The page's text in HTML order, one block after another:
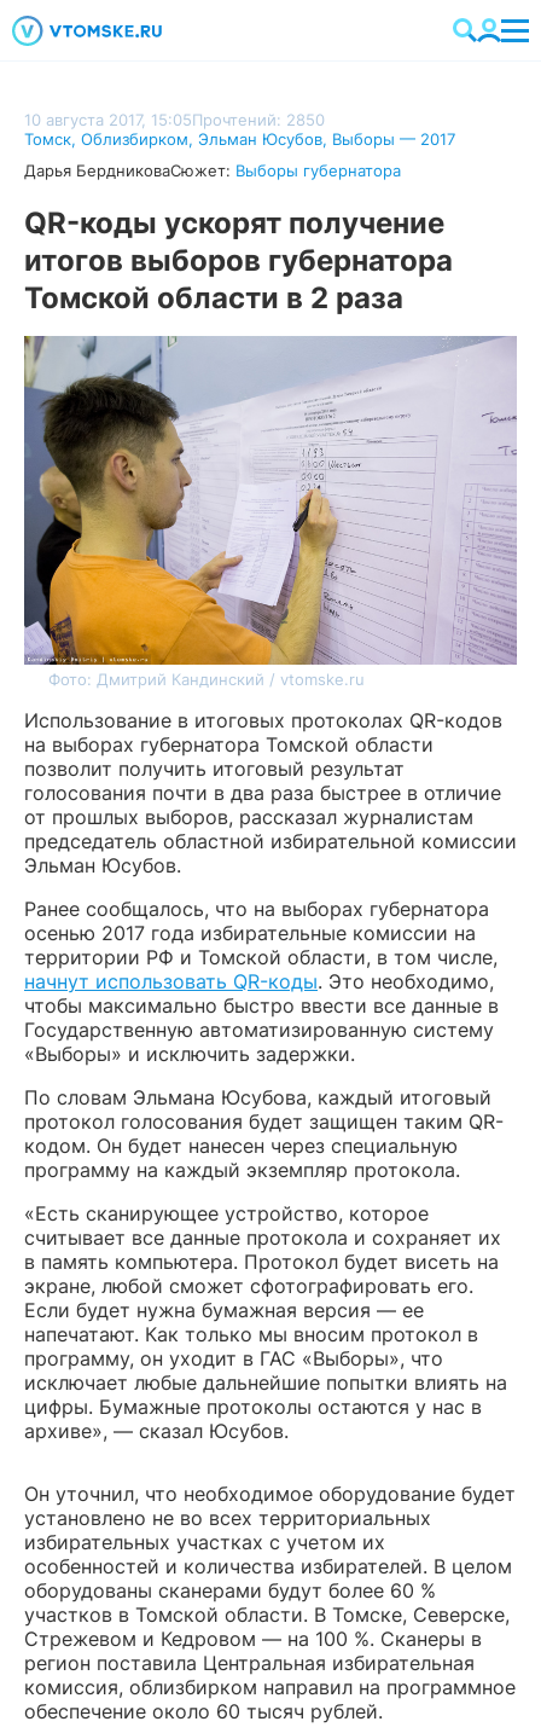
10 августа 2017, 15:05Прочтений: 2850
Томск, Облизбирком, Эльман Юсубов, Выборы — 2017
Дарья БердниковаСюжет: Выборы губернатора
QR-коды ускорят получение
итогов выборов губернатора
Томской области в 2 раза
Фото: Дмитрий Кандинский / vtomske.ru
Использование в итоговых протоколах QR-кодов
на выборах губернатора Томской области
позволит получить итоговый результат
голосования почти в два раза быстрее в отличие
от прошлых выборов, рассказал журналистам
председатель областной избирательной комиссии
Эльман Юсубов.
Ранее сообщалось, что на выборах губернатора
осенью 2017 года избирательные комиссии на
территории РФ и Томской области, в том числе,
начнут использовать QR-коды. Это необходимо,
чтобы максимально быстро ввести все данные в
Государственную автоматизированную систему
«Выборы» и исключить задержки.
По словам Эльмана Юсубова, каждый итоговый
протокол голосования будет защищен таким QR-
кодом. Он будет нанесен через специальную
программу на каждый экземпляр протокола.
«Есть сканирующее устройство, которое
считывает все данные протокола и сохраняет их
в память компьютера. Протокол будет висеть на
экране, любой сможет сфотографировать его.
Если будет нужна бумажная версия — ее
напечатают. Как только мы вносим протокол в
программу, он уходит в ГАС «Выборы», что
исключает любые дальнейшие попытки влиять на
цифры. Бумажные протоколы остаются у нас в
архиве», — сказал Юсубов.
Он уточнил, что необходимое оборудование будет
установлено не во всех территориальных
избирательных участках с учетом их
особенностей и количества избирателей. В целом
оборудованы сканерами будут более 60 %
участков в Томской области. В Томске, Северске,
Стрежевом и Кедровом — на 100 %. Сканеры в
регион поставила Центральная избирательная
комиссия, облизбирком направил на программное
обеспечение около 60 тысяч рублей.